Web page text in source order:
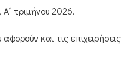
τριμήνου 2026.
και τις επιχειρήσεις